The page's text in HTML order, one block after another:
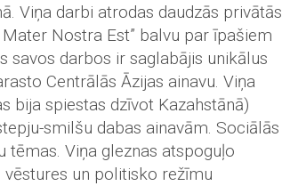
Viņa darbi atrodas daudzās privātās
Nostra Est” balvu par īpašiem
darbos ir saglabājis unikālus
Centrālās Āzijas ainavu. Viņa
bija spiestas dzīvot Kazahstānā)
smilšu dabas ainavām. Sociālās
Viņa gleznas atspoguļo
un politisko režīmu